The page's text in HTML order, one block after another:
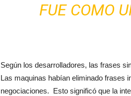
FUE COMO
Según los desarrolladores, las frases
Las maquinas habían eliminado frases
negociaciones. Esto significó que la